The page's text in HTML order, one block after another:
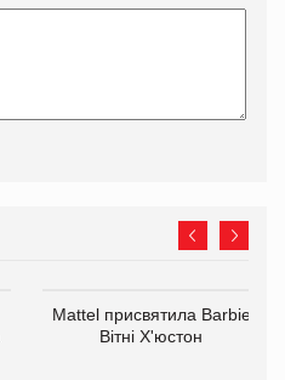
Mattel присвятила Barbie
Вітні Х'юстон